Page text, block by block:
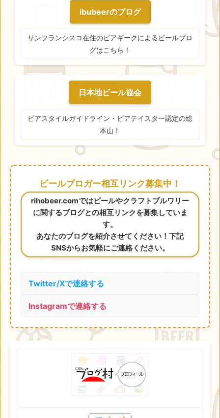
ibubeerのブログ
サンフランシスコ在住のビアギークによるビールブロ
グはこちら！
日本地ビール協会
ビアスタイルガイドライン・ビアテイスター認定の総
本山！
ビールブロガー相互リンク募集中！
rihobeer.comではビールやクラフトブルワリー
に関するブログとの相互リンクを募集していま
す。
あなたのブログを紹介させてください！下記
SNSからお気軽にご連絡ください。
Twitter/Xで連絡する
Instagramで連絡する